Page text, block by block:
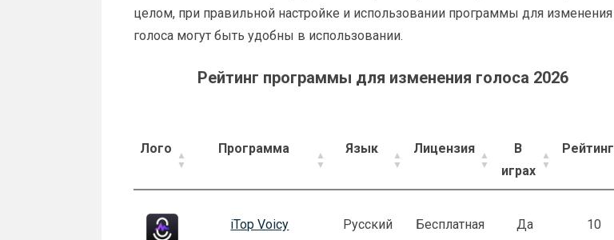
целом, при правильной настройке и использовании программы для изменения
голоса могут быть удобны в использовании.
Рейтинг программы для изменения голоса 2026
Лого Программа Язык Лицензия
В
играх
Рейтинг
Лого Программа Язык Лицензия
В
Рейтинг
iTop Voicy Русский Бесплатная Да 10